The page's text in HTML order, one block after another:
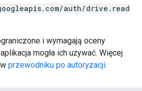
auth/drive.read
i wymagają oceny
mogła ich używać. Więcej
przewodniku po autoryzacji.